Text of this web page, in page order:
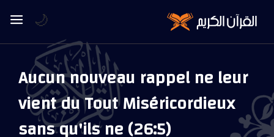
Aucun nouveau rappel ne leur
vient du Tout Miséricordieux
sans qu'ils ne (26:5)
🌙